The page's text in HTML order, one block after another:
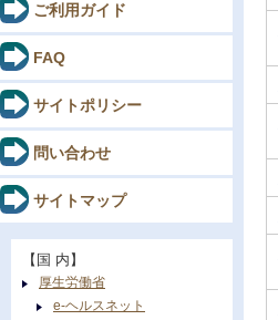
ご利用ガイド
FAQ
サイトポリシー
問い合わせ
サイトマップ
【国 内】
厚生労働省
e-ヘルスネット